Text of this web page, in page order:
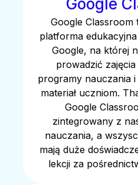
Google
Google Classroom
platforma
Google, na której
prowadzić
programy nauczania
materiał uczniom.
Google
zintegrowany z
nauczania, a
mają duże
lekcji za